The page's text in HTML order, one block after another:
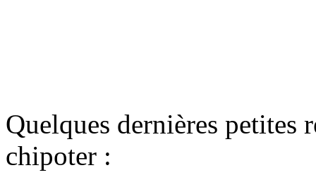
Quelques dernières petites
chipoter :